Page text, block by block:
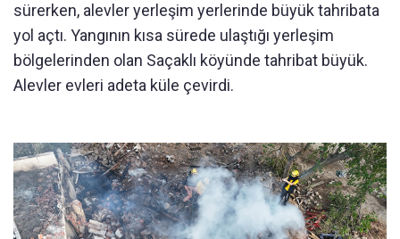
sürerken, alevler yerleşim yerlerinde büyük tahribata
yol açtı. Yangının kısa sürede ulaştığı yerleşim
bölgelerinden olan Saçaklı köyünde tahribat büyük.
Alevler evleri adeta küle çevirdi.